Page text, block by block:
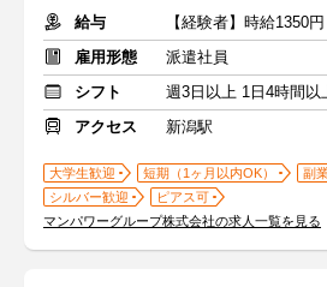
給与
雇用形態
派遣社員
シフト
週3日以上 1日4時間以
アクセス
新潟駅
大学生歓迎 短期（1ヶ月以内OK）
副
シルバー歓迎
ピアス可
マンパワーグループ株式会社の求人一覧を見る